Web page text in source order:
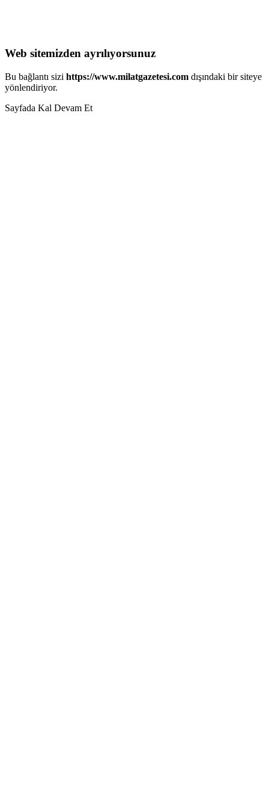
Web sitemizden ayrılıyorsunuz
Bu bağlantı sizi https://www.milatgazetesi.com dışındaki bir siteye
yönlendiriyor.
Sayfada Kal Devam Et